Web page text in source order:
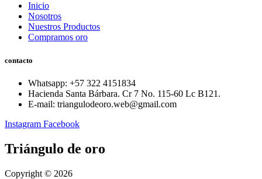
Inicio
Nosotros
Nuestros Productos
Compramos oro
contacto
Whatsapp: ‪+57 322 4151834‬
Hacienda Santa Bárbara. Cr 7 No. 115-60 Lc B121.
E-mail: triangulodeoro.web@gmail.com
Instagram Facebook
Triángulo de oro
Copyright © 2026